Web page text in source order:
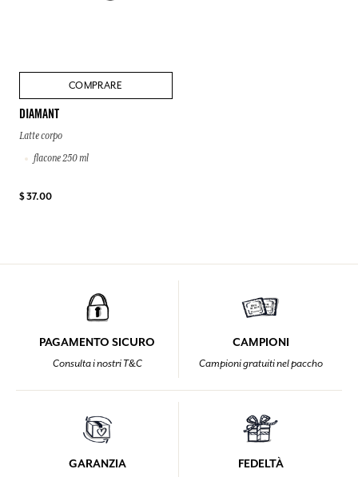
COMPRARE
DIAMANT
Latte corpo
flacone 250 ml
$ 37.00
PAGAMENTO SICURO
Consulta i nostri T&C
CAMPIONI
Campioni gratuiti nel paccho
GARANZIA FEDELTÀ